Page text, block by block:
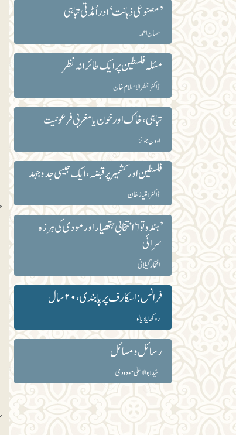
’مصنوعی ذہانت‘ اور اُمڈتی تباہی
حسان احمد
مسئلہ فلسطین پر ایک طائرانہ نظر
ڈاکٹر ظفرالاسلام خان
تباہی، خاک اور خون یا مغربی فرعونیت
اوون جونز
فلسطین اور کشمیر پر قبضہ، ایک جیسی جدوجہد
ڈاکٹر امتیاز خان
’ہندوتوا‘ انتخابی ہتھیار اور مودی کی ہرزہ
سرائی
افتخار گیلانی
فرانس: اسکارف پر پابندی، ۲۰ سال
روکھایا دیالو
رسائل و مسائل
سیّد ابوالاعلیٰ مودودی